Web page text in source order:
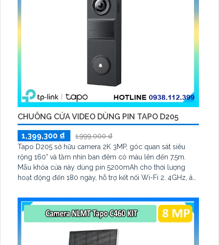
CHUÔNG CỬA VIDEO DÙNG PIN TAPO D205
1,399,300 ₫
1,999,000 ₫
Tapo D205 sở hữu camera 2K 3MP, góc quan sát siêu
rộng 160° và tầm nhìn ban đêm có màu lên đến 7,5m.
Mẫu khóa cửa này dùng pin 5200mAh cho thời lượng
hoạt động đến 180 ngày, hỗ trợ kết nối Wi-Fi 2. 4GHz, âm